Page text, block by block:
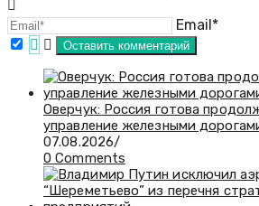
Email*
Оверчук: Россия готова
управление железными
07.08.2026/
0 Comments